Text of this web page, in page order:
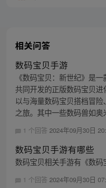
相关问答
数码宝贝手游
《数码宝贝：新世纪》是
共同开发的正版数码宝贝
以与海量数码宝贝搭档冒
之旅。其中一些数码兽如
1 个回答 2024年09月30日
数码宝贝手游有哪些
数码宝贝相关手游有《数码
1 个回答 2024年09月30日